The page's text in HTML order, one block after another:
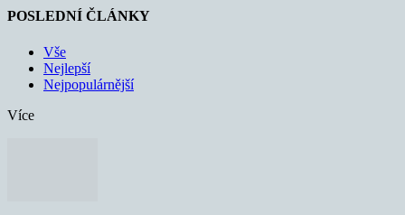
POSLEDNÍ ČLÁNKY
Vše
Nejlepší
Nejpopulárnější
Více